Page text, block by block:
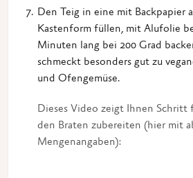
Den Teig in eine mit Backpapier
Kastenform füllen, mit Alufolie
Minuten lang bei 200 Grad
schmeckt besonders gut zu
und Ofengemüse.
Dieses Video zeigt Ihnen Schritt
den Braten zubereiten (hier mit
Mengenangaben):